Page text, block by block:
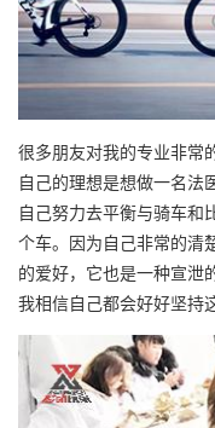
很多朋友对我的专业非常
自己的理想是想做一名法
自己努力去平衡与骑车和
个车。因为自己非常的清
的爱好，它也是一种宣泄
我相信自己都会好好坚持